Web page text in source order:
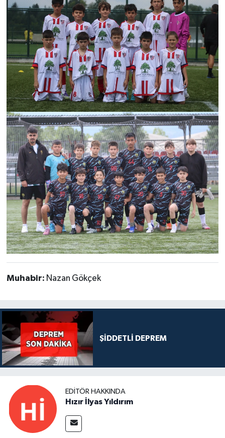
Muhabir: Nazan Gökçek
ŞİDDETLİ DEPREM
EDITÖR HAKKINDA
Hızır İlyas Yıldırım